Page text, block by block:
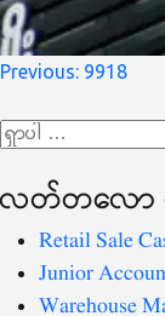
စာမူ
ပြ
Previous: 9918
ရှာ
စကားလုံး
လတ်တ‌လော စ
Retail Sale
Junior
Warehouse